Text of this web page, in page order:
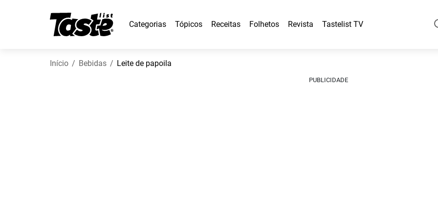
Categorias Tópicos Receitas Folhetos Revista Tastelist TV
Início Bebidas Leite de papoila
PUBLICIDADE